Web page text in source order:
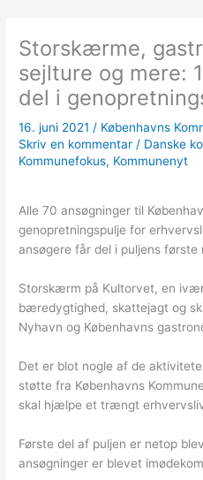
Storskærme,
sejlture og mere:
del i
16. juni 2021 / Københavns
Skriv en kommentar / Danske
Kommunefokus, Kommunenyt
Alle 70 ansøgninger til
genopretningspulje for
ansøgere får del i puljens første
Storskærm på Kultorvet, en
bæredygtighed, skattejagt og
Nyhavn og Københavns
Det er blot nogle af de
støtte fra Københavns
skal hjælpe et trængt
Første del af puljen er netop
ansøgninger er blevet